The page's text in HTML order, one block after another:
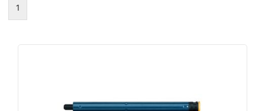
1